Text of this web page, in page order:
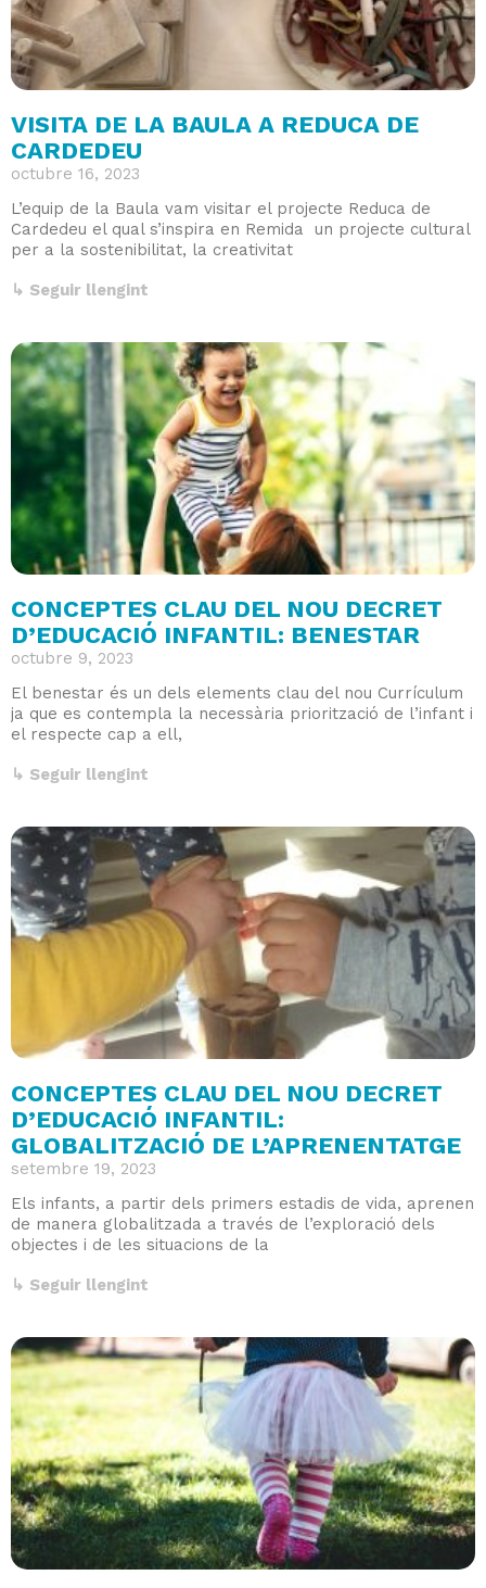
VISITA DE LA BAULA A REDUCA DE
CARDEDEU
octubre 16, 2023
L’equip de la Baula vam visitar el projecte Reduca de
Cardedeu el qual s’inspira en Remida un projecte cultural
per a la sostenibilitat, la creativitat
↳ Seguir llengint
CONCEPTES CLAU DEL NOU DECRET
D’EDUCACIÓ INFANTIL: BENESTAR
octubre 9, 2023
El benestar és un dels elements clau del nou Currículum
ja que es contempla la necessària priorització de l’infant i
el respecte cap a ell,
↳ Seguir llengint
CONCEPTES CLAU DEL NOU DECRET
D’EDUCACIÓ INFANTIL:
GLOBALITZACIÓ DE L’APRENENTATGE
setembre 19, 2023
Els infants, a partir dels primers estadis de vida, aprenen
de manera globalitzada a través de l’exploració dels
objectes i de les situacions de la
↳ Seguir llengint